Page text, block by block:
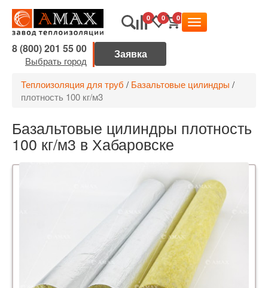
0 0 0
8 (800) 201 55 00
Выбрать город
Теплоизоляция для труб / Базальтовые цилиндры /
плотность 100 кг/м3
Базальтовые цилиндры плотность
100 кг/м3 в Хабаровске